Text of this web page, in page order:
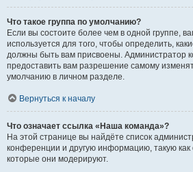
Что такое группа по умолчанию?
Если вы состоите более чем в одной группе,
используется для того, чтобы определить,
должны быть вам присвоены. Администратор
предоставить вам разрешение самому
умолчанию в личном разделе.
Вернуться к началу
Что означает ссылка «Наша команда»?
На этой странице вы найдёте список
конференции и другую информацию, такую
которые они модерируют.